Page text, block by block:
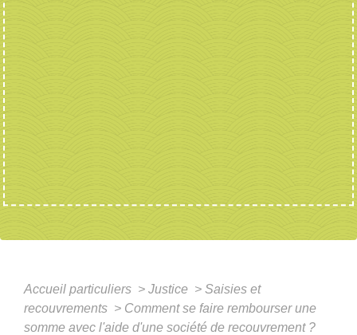
Accueil particuliers > Justice > Saisies et
recouvrements > Comment se faire rembourser une
somme avec l'aide d'une société de recouvrement ?